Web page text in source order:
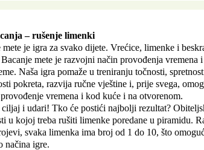
– rušenje limenki
mete je igra za svako dijete. Vrećice, limenke i
mete je razvojni način provođenja vremena i
Naša igra pomaže u treniranju točnosti,
pokreta, razvija ručne vještine i, prije svega,
vremena i kod kuće i na otvorenom.
ciljaj i udari! Tko će postići najbolji rezultat?
u kojoj treba rušiti limenke poredane u piramidu.
svaka limenka ima broj od 1 do 10, što
načina igre.